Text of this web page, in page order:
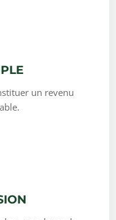
un revenu